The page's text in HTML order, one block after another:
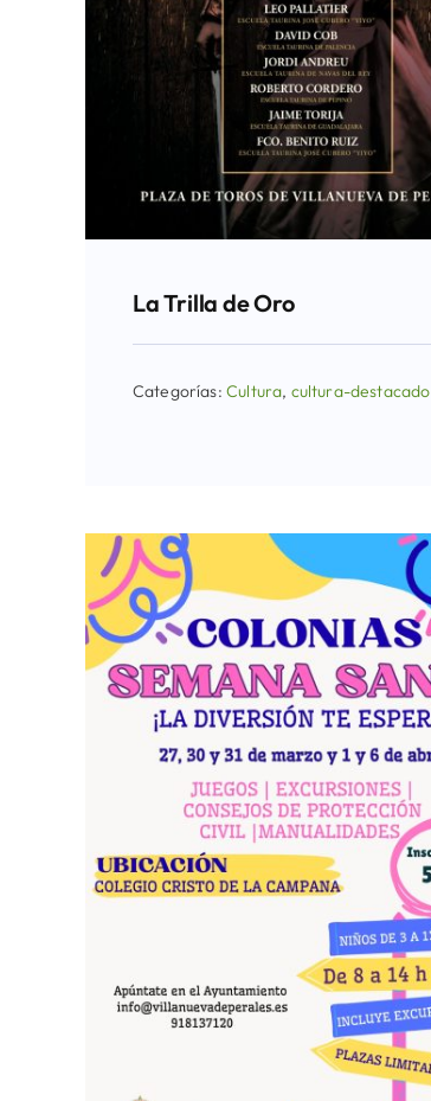
La Trilla de Oro
Categorías: Cultura, cultura-destacado